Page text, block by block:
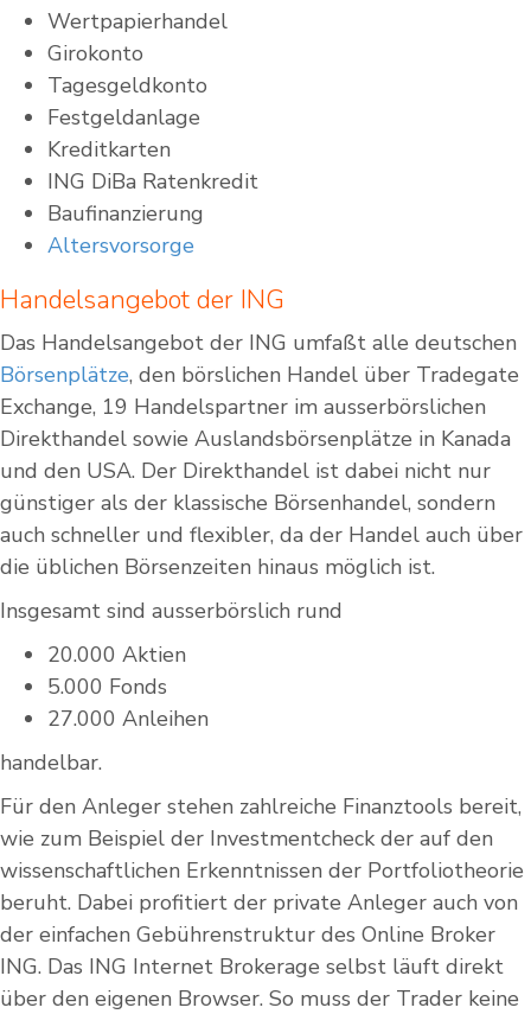
Wertpapierhandel
Girokonto
Tagesgeldkonto
Festgeldanlage
Kreditkarten
ING DiBa Ratenkredit
Baufinanzierung
Altersvorsorge
Handelsangebot der ING
Das Handelsangebot der ING umfaßt alle deutschen
Börsenplätze, den börslichen Handel über Tradegate
Exchange, 19 Handelspartner im ausserbörslichen
Direkthandel sowie Auslandsbörsenplätze in Kanada
und den USA. Der Direkthandel ist dabei nicht nur
günstiger als der klassische Börsenhandel, sondern
auch schneller und flexibler, da der Handel auch über
die üblichen Börsenzeiten hinaus möglich ist.
Insgesamt sind ausserbörslich rund
20.000 Aktien
5.000 Fonds
27.000 Anleihen
handelbar.
Für den Anleger stehen zahlreiche Finanztools bereit,
wie zum Beispiel der Investmentcheck der auf den
wissenschaftlichen Erkenntnissen der Portfoliotheorie
beruht. Dabei profitiert der private Anleger auch von
der einfachen Gebührenstruktur des Online Broker
ING. Das ING Internet Brokerage selbst läuft direkt
über den eigenen Browser. So muss der Trader keine